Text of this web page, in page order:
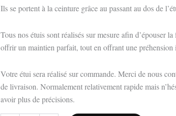
Ils se portent à la ceinture grâce au passant au dos de
Tous nos étuis sont réalisés sur mesure afin d’épouser
offrir un maintien parfait, tout en offrant une préhension
Votre étui sera réalisé sur commande. Merci de nous
de livraison. Normalement relativement rapide mais
avoir plus de précisions.